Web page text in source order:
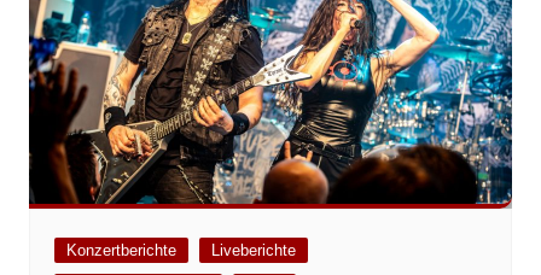
Konzertberichte
Liveberichte